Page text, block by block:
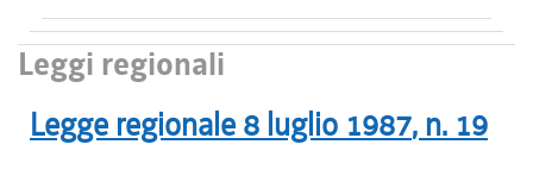
Leggi regionali
Legge regionale 8 luglio 1987, n. 19